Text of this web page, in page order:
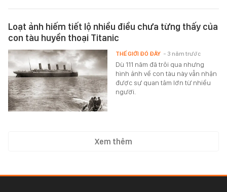
Loạt ảnh hiếm tiết lộ nhiều điều chưa từng thấy của
con tàu huyền thoại Titanic
Dù 111 năm đã trôi qua nhưng
hình ảnh về con tàu này vẫn nhận
được sự quan tâm lớn từ nhiều
người.
THẾ GIỚI ĐÓ ĐÂY - 3 năm trước
Xem thêm